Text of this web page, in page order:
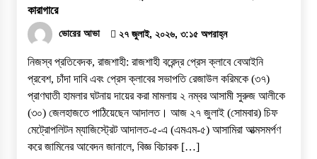
কারাগারে
ভোরের আভা ২৭ জুলাই, ২০২৬, ৩:১৫ অপরাহ্ন
নিজস্ব প্রতিবেদক, রাজশাহী: ​রাজশাহী বরেন্দ্র প্রেস ক্লাবে বেআইনি
প্রবেশ, চাঁদা দাবি এবং প্রেস ক্লাবের সভাপতি রেজাউল করিমকে (৩৭)
প্রাণঘাতী হামলার ঘটনায় দায়ের করা মামলায় ২ নম্বর আসামী সুরুজ আলীকে
(৩০) জেলহাজতে পাঠিয়েছেন আদালত। ​আজ ২৭ জুলাই (সোমবার) চিফ
মেট্রোপলিটন ম্যাজিস্ট্রেট আদালত-৫-এ (এমএম-৫) আসামিরা আত্মসমর্পণ
করে জামিনের আবেদন জানালে, বিজ্ঞ বিচারক […]